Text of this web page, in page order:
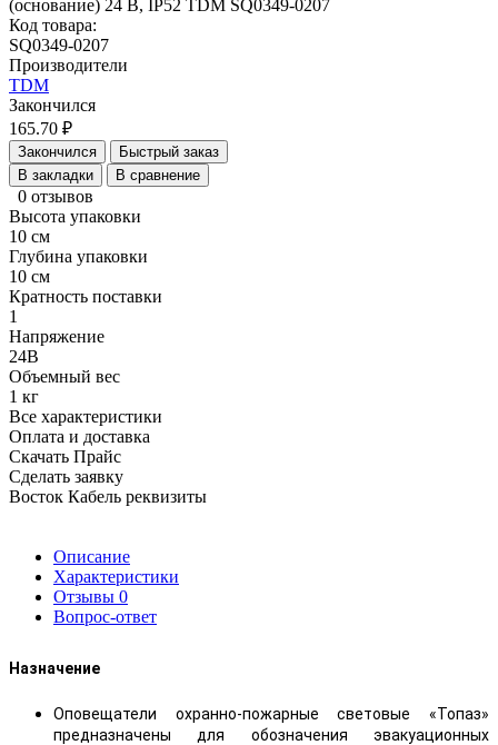
Код товара:
SQ0349-0207
Производители
TDM
Закончился
165.70 ₽
Закончился
Быстрый заказ
В закладки
В сравнение
0 отзывов
Высота упаковки
10 см
Глубина упаковки
10 см
Кратность поставки
1
Напряжение
24В
Объемный вес
1 кг
Все характеристики
Оплата и доставка
Скачать Прайс
Сделать заявку
Восток Кабель реквизиты
Описание
Характеристики
Отзывы 0
Вопрос-ответ
Назначение
Оповещатели охранно-пожарные световые «Топаз»
предназначены для обозначения эвакуационных